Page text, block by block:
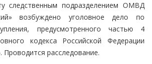
следственным подразделением ОМВД
возбуждено уголовное дело по
предусмотренного частью 4
кодекса Российской Федерации
расследование.